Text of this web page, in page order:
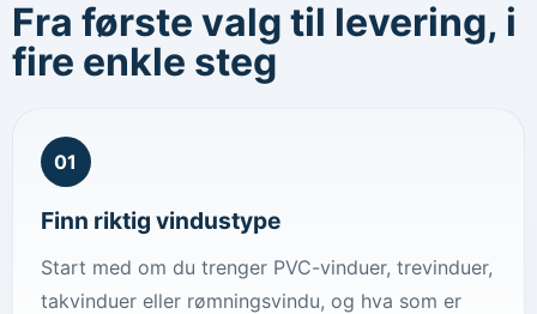
Fra første valg til levering, i
fire enkle steg
01
Finn riktig vindustype
Start med om du trenger PVC-vinduer, trevinduer,
takvinduer eller rømningsvindu, og hva som er